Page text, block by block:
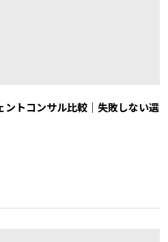
ントコンサル比較｜失敗しない選